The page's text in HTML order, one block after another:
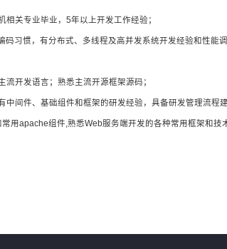
关专业毕业，5年以上开发工作经验；
码习惯，有分布式、多线程及高并发系统开发经验和性
开发语言；熟悉主流开源框架源码；
间件、基础组件和框架的研发经验，具备研发管理流程建
用apache组件,熟悉Web服务端开发的各种常用框架和